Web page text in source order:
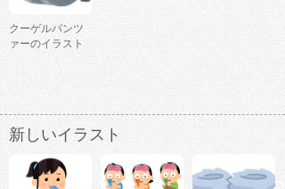
クーゲルパンツ
ァーのイラスト
新しいイラスト